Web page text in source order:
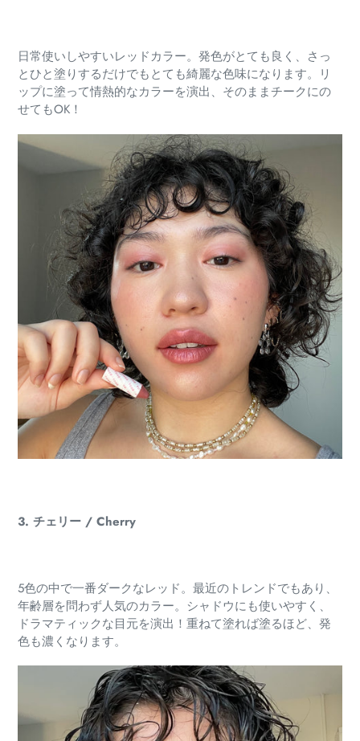
日常使いしやすいレッドカラー。発色がとても良く、さっ
とひと塗りするだけでもとても綺麗な色味になります。リ
ップに塗って情熱的なカラーを演出、そのままチークにの
せてもOK！
3. チェリー / Cherry
5色の中で一番ダークなレッド。最近のトレンドでもあり、
年齢層を問わず人気のカラー。シャドウにも使いやすく、
ドラマティックな目元を演出！重ねて塗れば塗るほど、発
色も濃くなります。